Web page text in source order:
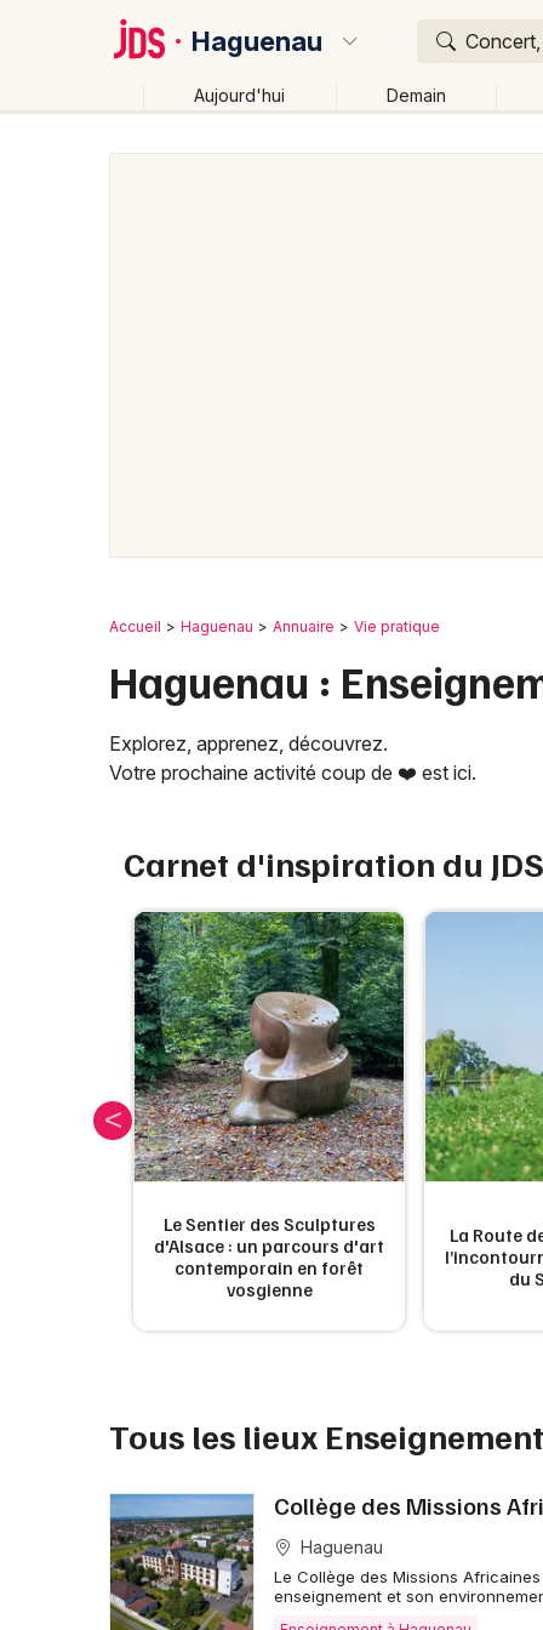
Haguenau
Aujourd'hui Demain
Accueil Haguenau Annuaire Vie pratique
Haguenau :
Explorez, apprenez, découvrez.
Votre prochaine activité coup de ❤️ est ici.
Carnet d'inspiration du JDS
Le Sentier des Sculptures
d'Alsace : un parcours d'art
contemporain en forêt
vosgienne
La Route
du
Tous les lieux
Collège des Missions
Haguenau
Le Collège des Missions
enseignement et son